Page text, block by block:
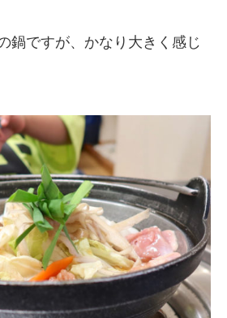
鍋ですが、かなり大きく感じ